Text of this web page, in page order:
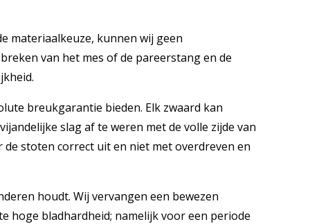
materiaalkeuze, kunnen wij geen
van het mes of de pareerstang en de
breukgarantie bieden. Elk zwaard kan
slag af te weren met de volle zijde van
stoten correct uit en niet met overdreven en
houdt. Wij vervangen een bewezen
hoge bladhardheid; namelijk voor een periode